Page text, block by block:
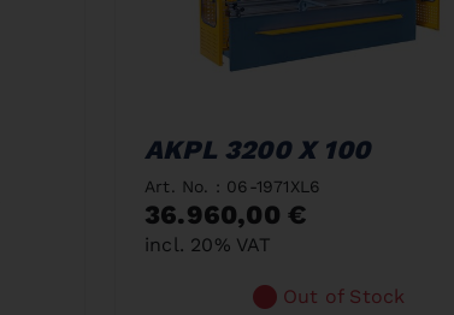
AKPL 3200 X 100
Art. No. : 06-1971XL6
36.960,00 €
incl. 20% VAT
Out of Stock